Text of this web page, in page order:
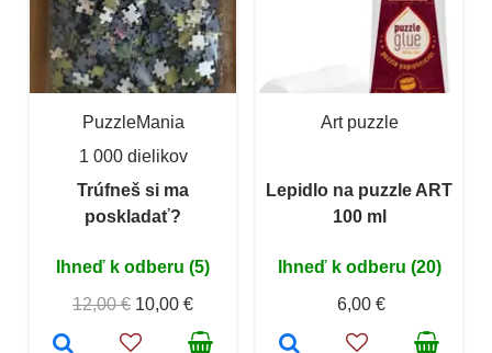
PuzzleMania
1 000 dielikov
Trúfneš si ma
poskladať?
Ihneď k odberu (5)
12,00 € 10,00 €
Art puzzle
Lepidlo na puzzle ART
100 ml
Ihneď k odberu (20)
6,00 €